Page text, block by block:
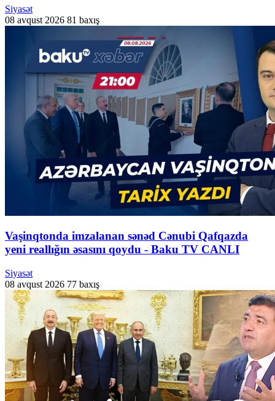
Siyasət
08 avqust 2026 81 baxış
Vaşinqtonda imzalanan sənəd Cənubi Qafqazda
yeni reallığın əsasını qoydu - Baku TV CANLI
Siyasət
08 avqust 2026 77 baxış